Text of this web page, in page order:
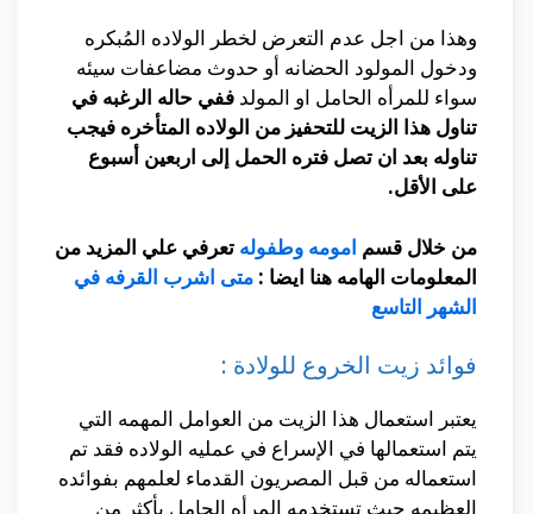
وهذا من اجل عدم التعرض لخطر الولاده المُبكره
ودخول المولود الحضانه أو حدوث مضاعفات سيئه
سواء للمرأه الحامل او المولد ففي حاله الرغبه في
تناول هذا الزيت للتحفيز من الولاده المتأخره فيجب
تناوله بعد ان تصل فتره الحمل إلى اربعين أسبوع
على الأقل.
من خلال قسم امومه وطفوله تعرفي علي المزيد من
المعلومات الهامه هنا ايضا : متى اشرب القرفه في
الشهر التاسع
فوائد زيت الخروع للولادة :
يعتبر استعمال هذا الزيت من العوامل المهمه التي
يتم استعمالها في الإسراع في عمليه الولاده فقد تم
استعماله من قبل المصريون القدماء لعلمهم بفوائده
العظيمه حيث تستخدمه المرأه الحامل بأكثر من